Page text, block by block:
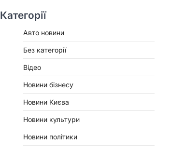
Категорії
Авто новини
Без категорії
Відео
Новини бізнесу
Новини Києва
Новини культури
Новини політики